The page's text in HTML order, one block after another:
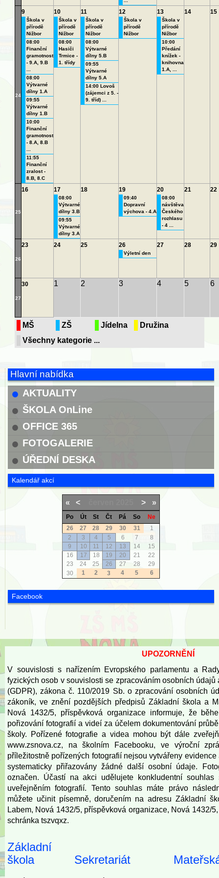
24
9
Škola v
přírodě
Nižbor
08:00
Finanční
gramotnost
- 9.A, 9.B
...
08:00
Výtvarné
dílny 1.A
09:55
Výtvarné
dílny 1.B
10:00
Finanční
gramotnost
- 8.A, 8.B
...
11:55
Finanční
zralost -
8.B, 8.C
10
Škola v
přírodě
Nižbor
08:00
Hasiči
Trmice -
1. třídy
11
Škola v
přírodě
Nižbor
08:00
Výtvarné
dílny 5.B
09:55
Výtvarné
dílny 5.A
14:00 Lovoš
(zájemci z 5. -
9. tříd) ...
12
Škola v
přírodě
Nižbor
13
Škola v
přírodě
Nižbor
10:00
Předání
knížek -
knihovna
1.A, ...
14 15
25
16 17
08:00
Výtvarné
dílny 3.B
09:55
Výtvarné
dílny 3.A
18 19
09:40
Dopravní
výchova - 4.A
20
08:00
návštěva
Českého
rozhlasu
- 4 ...
21 22
26
23 24 25 26
Výletní den
27 28 29
27
30 1 2 3 4 5 6
MŠ ZŠ Jídelna
Družina
Všechny kategorie ...
Hlavní nabídka
AKTUALITY
ŠKOLA OnLine
OFFICE 365
FOTOGALERIE
ÚŘEDNÍ DESKA
Kalendář akcí
« < > »
Po Út St Čt Pá So
Ne
26
27 28 29 30 31
1
2
3 4 5 6 7
8
9
10 11 12 13 14
15
16
17 18 19 20 21
22
23
24 25 26 27 28
29
30
1 2 3 4 5 6
Facebook
UPOZORNĚNÍ
V souvislosti s nařízením Evropského parlamentu a
fyzických osob v souvislosti se zpracováním osobních
(GDPR), zákona č. 110/2019 Sb. o zpracování osobních
zákoník, ve znění pozdějších předpisů Základní škola a
Nová 1432/5, příspěvková organizace informuje, že
pořizování fotografií a videí za účelem dokumentování
školy. Pořízené fotografie a videa mohou být dále
www.zsnova.cz, na školním Facebooku, ve výroční
příležitostně pořízených fotografií nejsou vytvářeny
systematicky přiřazovány žádné další osobní údaje.
označen. Účastí na akci udělujete konkludentní souhlas
uveřejněním fotografií. Tento souhlas máte právo
můžete učinit písemně, doručením na adresu Základní
Labem, Nová 1432/5, příspěvková organizace, Nová 1432/
schránka tszvqxz.
Základní
škola
Sekretariát